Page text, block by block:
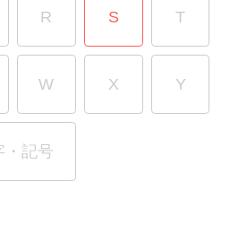
R S T
W X Y
・記号